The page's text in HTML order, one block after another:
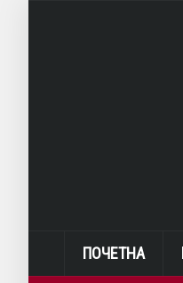
ПОЧЕТНА